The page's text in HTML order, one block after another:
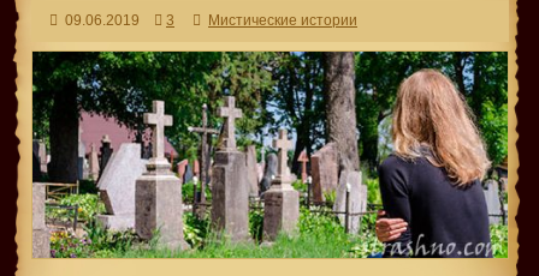
09.06.2019 3 Мистические истории